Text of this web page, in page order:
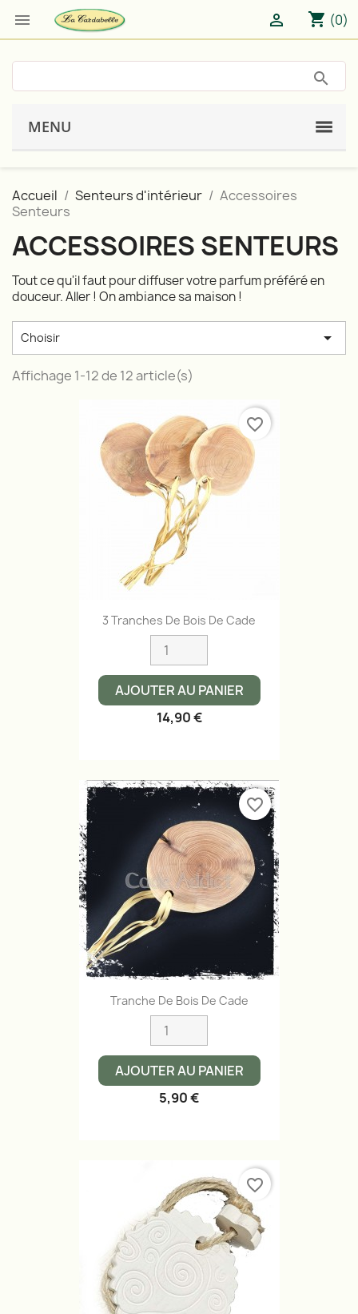
 shopping_cart (0)

MENU
Accueil Senteurs d'intérieur
Accessoires
Senteurs
ACCESSOIRES SENTEURS
Tout ce qu'il faut pour diffuser votre parfum préféré en
douceur. Aller ! On ambiance sa maison !
Choisir 
Affichage 1-12 de 12 article(s)
3 Tranches De Bois De Cade
AJOUTER AU PANIER
14,90 €
favorite_border
Tranche De Bois De Cade
AJOUTER AU PANIER
5,90 €
favorite_border
favorite_border